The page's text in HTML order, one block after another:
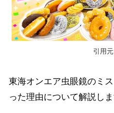
引用
東海オンエア虫眼鏡のミ
った理由について解説しま